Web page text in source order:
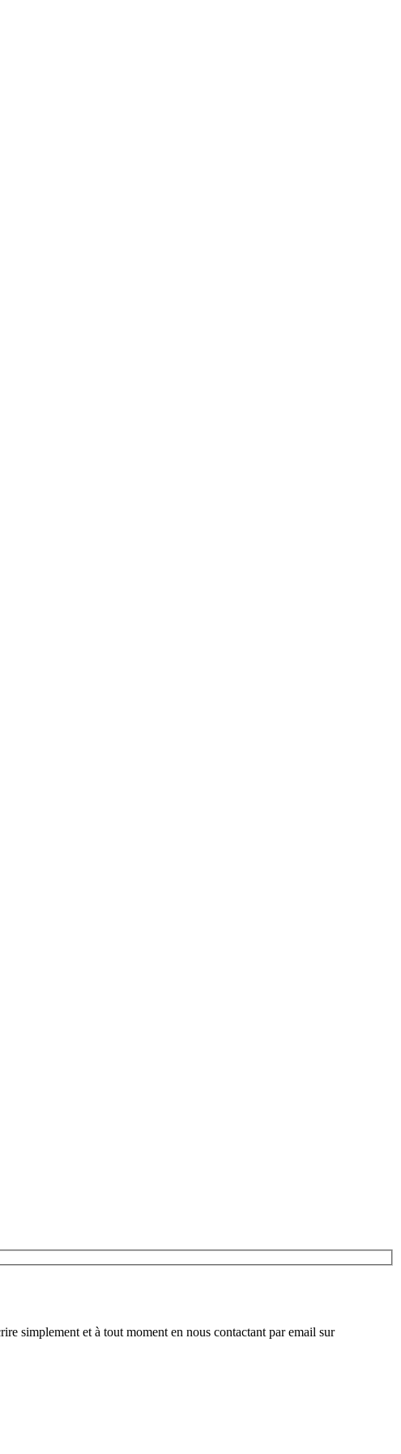
simplement et à tout moment en nous contactant par email sur